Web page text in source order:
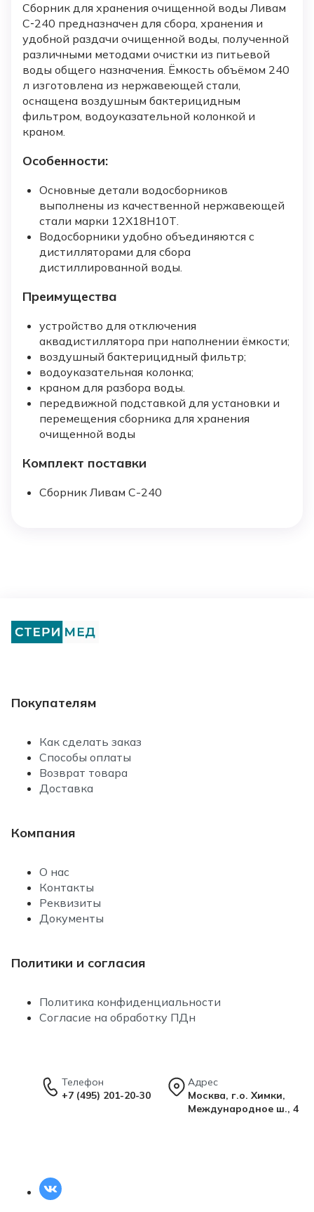
Сборник для хранения очищенной воды Ливам
С‑240 предназначен для сбора, хранения и
удобной раздачи очищенной воды, полученной
различными методами очистки из питьевой
воды общего назначения. Ёмкость объёмом 240
л изготовлена из нержавеющей стали,
оснащена воздушным бактерицидным
фильтром, водоуказательной колонкой и
краном.
Особенности:
Основные детали водосборников
выполнены из качественной нержавеющей
стали марки 12Х18Н10Т.
Водосборники удобно объединяются с
дистилляторами для сбора
дистиллированной воды.
Преимущества
устройство для отключения
аквадистиллятора при наполнении ёмкости;
воздушный бактерицидный фильтр;
водоуказательная колонка;
краном для разбора воды.
передвижной подставкой для установки и
перемещения сборника для хранения
очищенной воды
Комплект поставки
Сборник Ливам С-240
Покупателям
Как сделать заказ
Способы оплаты
Возврат товара
Доставка
Компания
О нас
Контакты
Реквизиты
Документы
Политики и согласия
Политика конфиденциальности
Согласие на обработку ПДн
Телефон
+7 (495) 201-20-30
Адрес
Москва, г.о. Химки,
Международное ш., 4